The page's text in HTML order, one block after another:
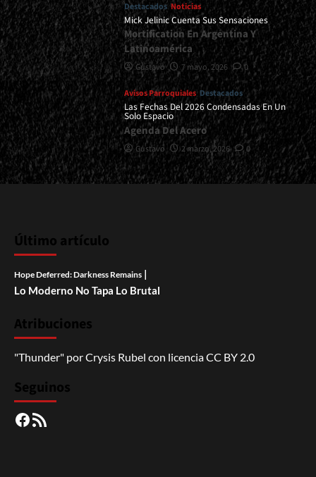
Destacados Noticias
Mick Jelinic Cuenta Sus Sensaciones
Mortification En Argentina Y
Latinoamérica
Gustavo 7 mayo, 2026 0
Avisos Parroquiales Destacados
Las Fechas Del 2026 Condensadas En Un
Solo Espacio
Agenda Del Acero
Gustavo 2 marzo, 2026 0
Último artículo
Hope Deferred: Darkness Remains |
Lo Moderno No Tapa Lo Brutal
Atribuciones
"Thunder" porCrysis Rubel con licenciaCC BY 2.0
Seguinos
Facebook
RSS